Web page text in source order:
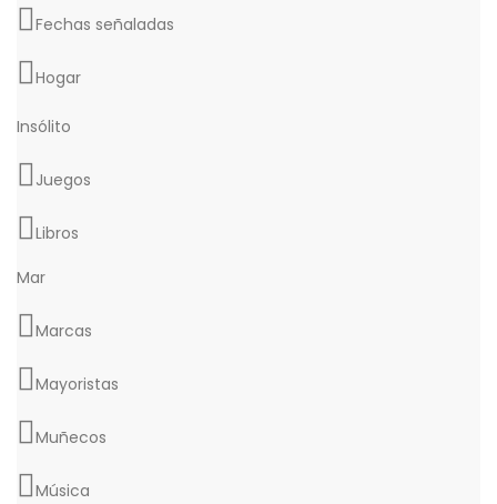
Fechas señaladas
Hogar
Insólito
Juegos
Libros
Mar
Marcas
Mayoristas
Muñecos
Música